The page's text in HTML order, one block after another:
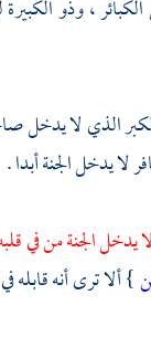
، وذو
الذي لا يدخل
لا يدخل الجنة أبدا .
يدخل الجنة من في
} ألا ترى أنه قابله